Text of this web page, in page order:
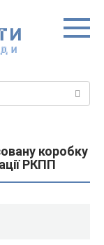
коробку
РКПП